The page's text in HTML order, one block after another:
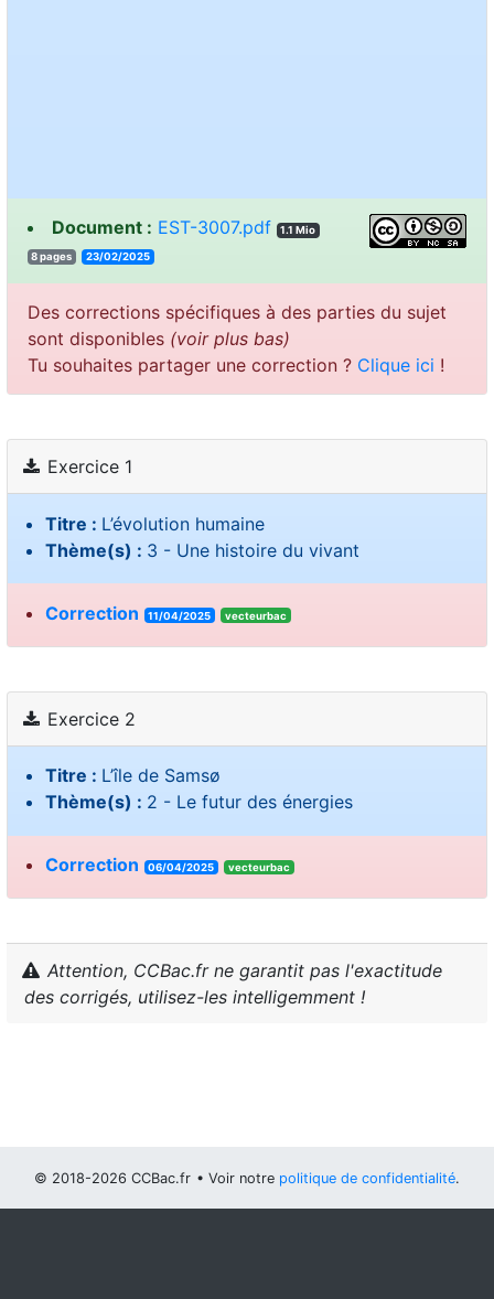
Document : EST-3007.pdf 1.1 Mio
8 pages 23/02/2025
Des corrections spécifiques à des parties du sujet
sont disponibles (voir plus bas)
Tu souhaites partager une correction ? Clique ici !
Exercice 1
Titre : L’évolution humaine
Thème(s) : 3 - Une histoire du vivant
Correction 11/04/2025 vecteurbac
Exercice 2
Titre : L’île de Samsø
Thème(s) : 2 - Le futur des énergies
Correction 06/04/2025 vecteurbac
Attention, CCBac.fr ne garantit pas l'exactitude
des corrigés, utilisez-les intelligemment !
© 2018-2026 CCBac.fr • Voir notre politique de confidentialité.